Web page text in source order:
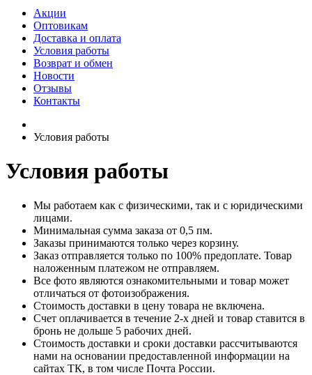
Акции
Оптовикам
Доставка и оплата
Условия работы
Возврат и обмен
Новости
Отзывы
Контакты
Условия работы
Условия работы
Мы работаем как с физическими, так и с юридическими
лицами.
Минимальная сумма заказа от 0,5 пм.
Заказы принимаются только через корзину.
Заказ отправляется только по 100% предоплате. Товар
наложенным платежом не отправляем.
Все фото являются ознакомительными и товар может
отличаться от фотоизображения.
Стоимость доставки в цену товара не включена.
Счет оплачивается в течение 2-х дней и товар ставится в
бронь не дольше 5 рабочих дней.
Стоимость доставки и сроки доставки рассчитываются
нами на основании предоставленной информации на
сайтах ТК, в том числе Почта России.